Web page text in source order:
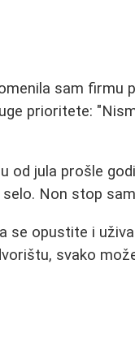
sam firmu
prioritete:
od jula prošle
Non stop
se opustite i
svako